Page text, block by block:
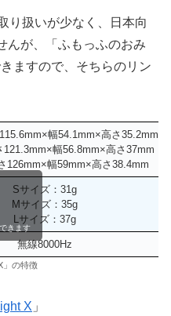
り扱いが少なく、日本向
んが、「ふもっふのおみ
ますので、そちらのリン
幅54.1mm×高さ35.2mm
121.3mm×幅56.8mm×高さ37mm
126mm×幅59mm×高さ38.4mm
Sサイズ：31g
Mサイズ：35g
Lサイズ：37g
無線8000Hz
きます
」の特徴
X 」